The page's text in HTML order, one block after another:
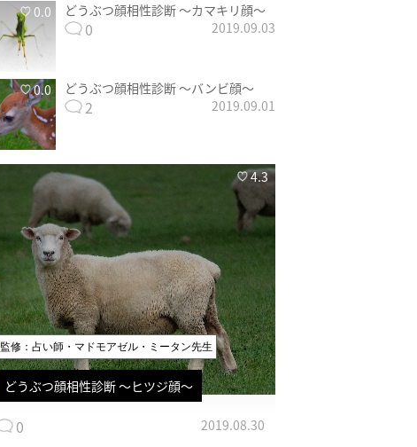
0.0 どうぶつ顔相性診断 〜カマキリ顔〜
0 2019.09.03
0.0 どうぶつ顔相性診断 〜バンビ顔〜
2 2019.09.01
4.3
監修：占い師・マドモアゼル・ミータン先生
どうぶつ顔相性診断 〜ヒツジ顔〜
0 2019.08.30